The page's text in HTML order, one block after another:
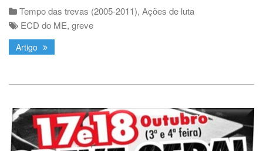
Tempo das trevas (2005-2011), Ações de luta
ECD do ME, greve
Artigo